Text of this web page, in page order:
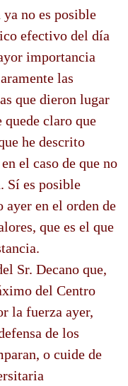
no es posible
efectivo del día
importancia
las
que dieron lugar
quede claro que
he descrito
el caso de que no
Sí es posible
ayer en el orden de
que es el que
Sr. Decano que,
del Centro
la fuerza ayer,
de los
o cuide de